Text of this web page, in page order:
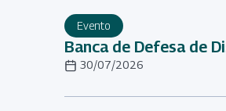
Evento
Banca de Defesa de
30/07/2026